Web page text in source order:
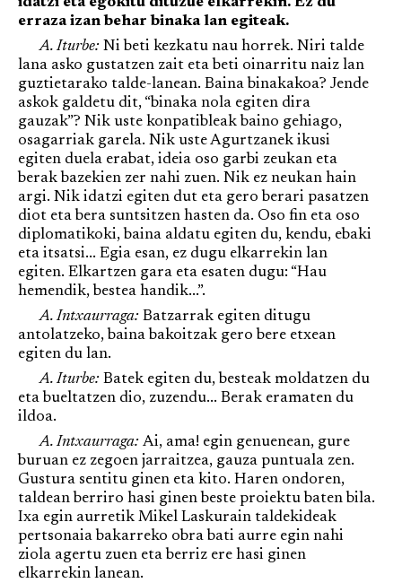
erraza izan behar binaka lan egiteak.
A. Iturbe: Ni beti kezkatu nau horrek. Niri talde
lana asko gustatzen zait eta beti oinarritu naiz lan
guztietarako talde-lanean. Baina binakakoa? Jende
askok galdetu dit, “binaka nola egiten dira
gauzak”? Nik uste konpatibleak baino gehiago,
osagarriak garela. Nik uste Agurtzanek ikusi
egiten duela erabat, ideia oso garbi zeukan eta
berak bazekien zer nahi zuen. Nik ez neukan hain
argi. Nik idatzi egiten dut eta gero berari pasatzen
diot eta bera suntsitzen hasten da. Oso fin eta oso
diplomatikoki, baina aldatu egiten du, kendu, ebaki
eta itsatsi... Egia esan, ez dugu elkarrekin lan
egiten. Elkartzen gara eta esaten dugu: “Hau
hemendik, bestea handik...”.
A. Intxaurraga: Batzarrak egiten ditugu
antolatzeko, baina bakoitzak gero bere etxean
egiten du lan.
A. Iturbe: Batek egiten du, besteak moldatzen du
eta bueltatzen dio, zuzendu... Berak eramaten du
ildoa.
A. Intxaurraga: Ai, ama! egin genuenean, gure
buruan ez zegoen jarraitzea, gauza puntuala zen.
Gustura sentitu ginen eta kito. Haren ondoren,
taldean berriro hasi ginen beste proiektu baten bila.
Ixa egin aurretik Mikel Laskurain taldekideak
pertsonaia bakarreko obra bati aurre egin nahi
ziola agertu zuen eta berriz ere hasi ginen
elkarrekin lanean.